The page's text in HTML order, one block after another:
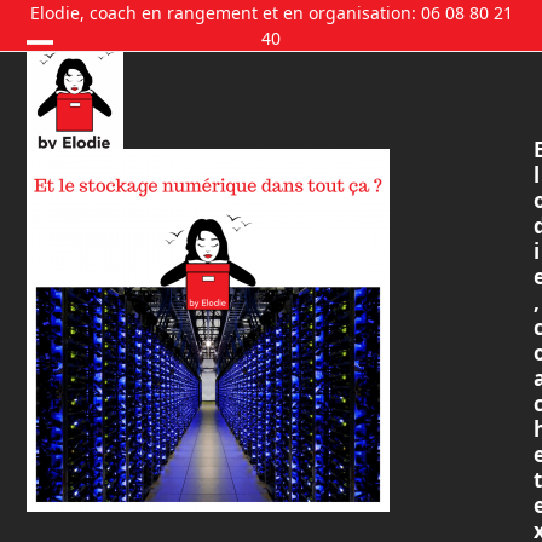
Skip
content
Elodie, coach en rangement et en organisation: 06 08 80 21
40
l
i
,
t